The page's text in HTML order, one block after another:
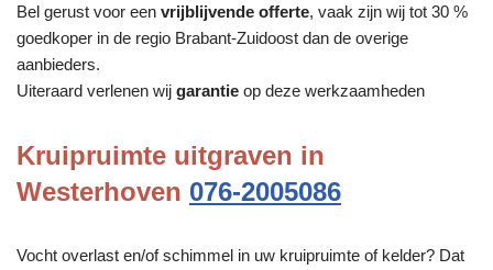
Bel gerust voor een vrijblijvende offerte, vaak zijn wij tot 30 %
goedkoper in de regio Brabant-Zuidoost dan de overige
aanbieders.
Uiteraard verlenen wij garantie op deze werkzaamheden
Kruipruimte uitgraven in
Westerhoven 076-2005086
Vocht overlast en/of schimmel in uw kruipruimte of kelder? Dat